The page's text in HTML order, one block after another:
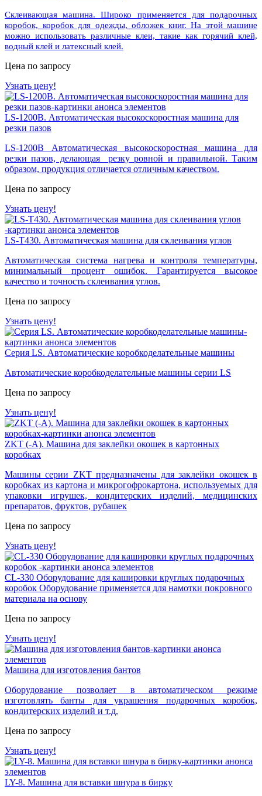
Склеивающая машина. Широко применяется для подарочных
коробок, коробок для одежды, обложек книг. На этой машине
можно использовать различные клеи, такие как горячий клей,
водный клей и латексный клей.
Цена по запросу
Узнать цену!
LS-1200B. Автоматическая высокоскоростная машина для
резки пазов
LS-1200B Автоматическая высокоскоростная машина для
резки пазов, делающая
резку ровной и правильной. Таким
образом, продукция отличается отличным качеством.
Цена по запросу
Узнать цену!
LS-T430. Автоматическая машина для склеивания углов
Автоматическая система нагрева и контроля температуры,
минимальный процент ошибок. Гарантируется высокое
качество и точность склеивания углов.
Цена по запросу
Узнать цену!
Серия LS. Автоматические коробкоделательные машины
Автоматические коробкоделательные машины серии LS
Цена по запросу
Узнать цену!
ZKT (-A). Машина для заклейки окошек в картонных
коробках
Машины серии ZKT предназначены для заклейки окошек в
коробках из картона и микрогофрокартона, используемых для
упаковки игрушек, кондитерских изделий, медицинских
препаратов, фруктов, рубашек
Цена по запросу
Узнать цену!
CL-330 Оборудование для кашировки круглых подарочных
коробок Оборудование применяется для намотки покровного
материала на основу
Цена по запросу
Узнать цену!
Машина для изготовления бантов
Оборудование позволяет в автоматическом режиме
изготовлять банты для украшения подарочных коробок,
кондитерских изделий и т.д.
Цена по запросу
Узнать цену!
LY-8. Машина для вставки шнура в бирку